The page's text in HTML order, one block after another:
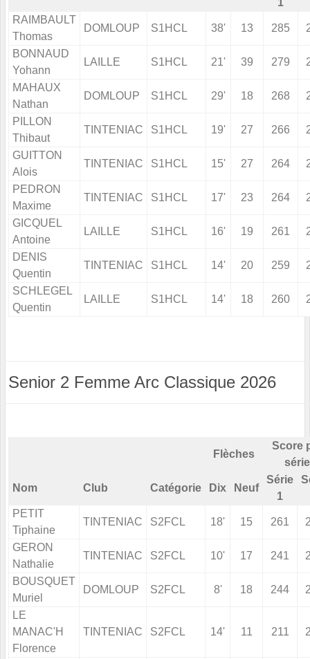
1
RAIMBAULT
Thomas
DOMLOUP S1HCL 38' 13 285
BONNAUD
Yohann
LAILLE S1HCL 21' 39 279
MAHAUX
Nathan
DOMLOUP S1HCL 29' 18 268
PILLON
Thibaut
TINTENIAC S1HCL 19' 27 266
GUITTON
Alois
TINTENIAC S1HCL 15' 27 264
PEDRON
Maxime
TINTENIAC S1HCL 17' 23 264
GICQUEL
Antoine
LAILLE S1HCL 16' 19 261
DENIS
Quentin
TINTENIAC S1HCL 14' 20 259
SCHLEGEL
Quentin
LAILLE S1HCL 14' 18 260
Senior 2 Femme Arc Classique 2026
Flèches
Score
série
Nom Club Catégorie Dix Neuf
Série
1
PETIT
Tiphaine
TINTENIAC S2FCL 18' 15 261
GERON
Nathalie
TINTENIAC S2FCL 10' 17 241
BOUSQUET
Muriel
DOMLOUP S2FCL 8' 18 244
LE
MANAC'H
Florence
TINTENIAC S2FCL 14' 11 211